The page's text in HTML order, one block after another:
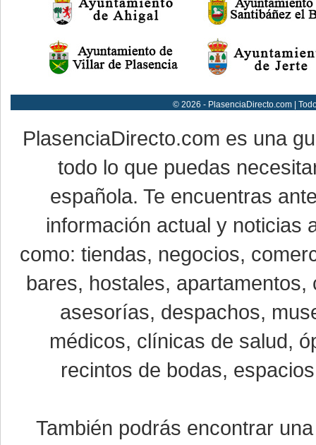
© 2026 - PlasenciaDirecto.com |
PlasenciaDirecto.com es una
todo lo que puedas
española. Te encuentras
información actual y noticias
como: tiendas, negocios,
bares, hostales,
asesorías, despachos,
médicos, clínicas de salud,
recintos de bodas,
También podrás encontrar